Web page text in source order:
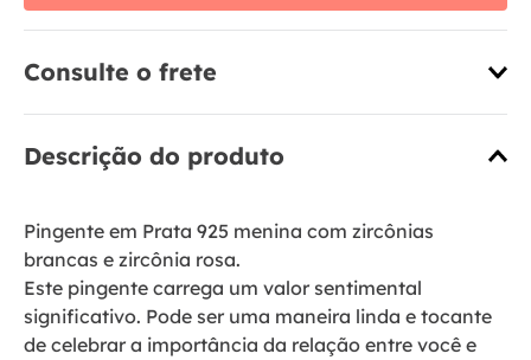
Consulte o frete
Descrição do produto
Pingente em Prata 925 menina com zircônias
brancas e zircônia rosa.
Este pingente carrega um valor sentimental
significativo. Pode ser uma maneira linda e tocante
de celebrar a importância da relação entre você e